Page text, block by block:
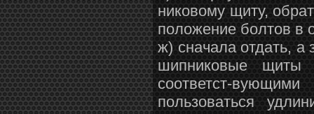
никовому щиту,
положение болтов в
ж) сначала отдать,
шипниковые щиты
соответст-
пользоваться